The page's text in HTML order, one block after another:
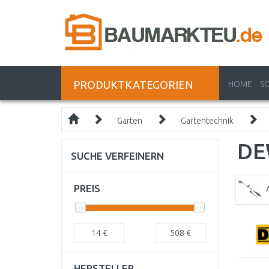
PRODUKTKATEGORIEN HOME
Garten Gartentechnik
SUCHE VERFEINERN
PREIS
14€ 508 €